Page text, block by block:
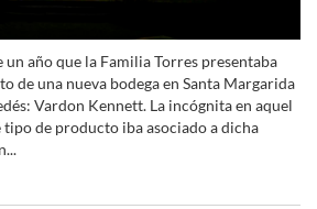
año que la Familia Torres presentaba
de una nueva bodega en Santa Margarida
Vardon Kennett. La incógnita en aquel
tipo de producto iba asociado a dicha